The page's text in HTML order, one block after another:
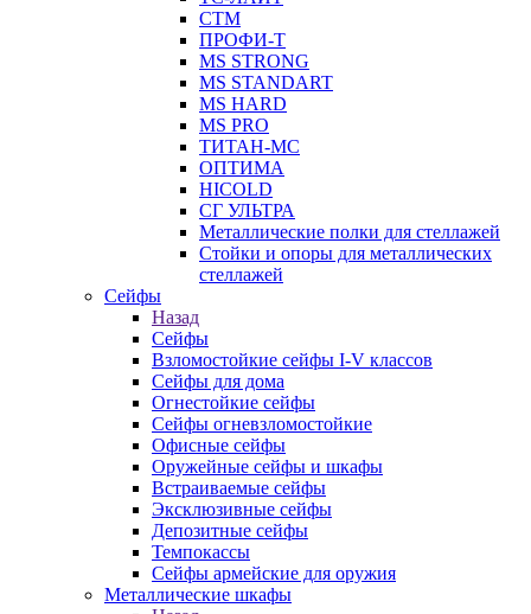
СТМ
ПРОФИ-Т
MS STRONG
MS STANDART
MS HARD
MS PRO
ТИТАН-МС
ОПТИМА
HICOLD
СГ УЛЬТРА
Металлические полки для стеллажей
Стойки и опоры для металлических
стеллажей
Сейфы
Назад
Сейфы
Взломостойкие сейфы I-V классов
Сейфы для дома
Огнестойкие сейфы
Сейфы огневзломостойкие
Офисные сейфы
Оружейные сейфы и шкафы
Встраиваемые сейфы
Эксклюзивные сейфы
Депозитные сейфы
Темпокассы
Сейфы армейские для оружия
Металлические шкафы